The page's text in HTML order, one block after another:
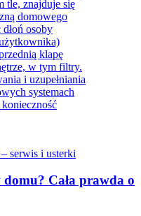
serwis i usterki
Cała prawda o